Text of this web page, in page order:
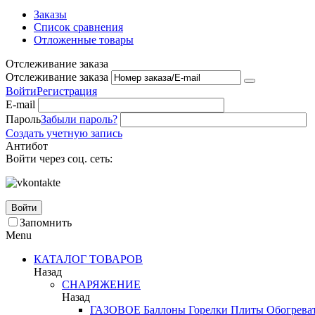
Заказы
Список сравнения
Отложенные товары
Отслеживание заказа
Отслеживание заказа
ВойтиРегистрация
E-mail
ПарольЗабыли пароль?
Создать учетную запись
Антибот
Войти через соц. сеть:
Войти
Запомнить
Menu
КАТАЛОГ ТОВАРОВ
Назад
СНАРЯЖЕНИЕ
Назад
ГАЗОВОЕ Баллоны Горелки Плиты